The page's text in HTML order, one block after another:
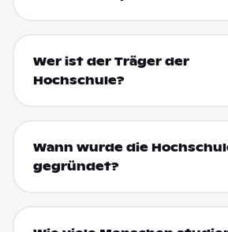
Wer ist der Träger der
Hochschule?
Wann wurde die
gegründet?